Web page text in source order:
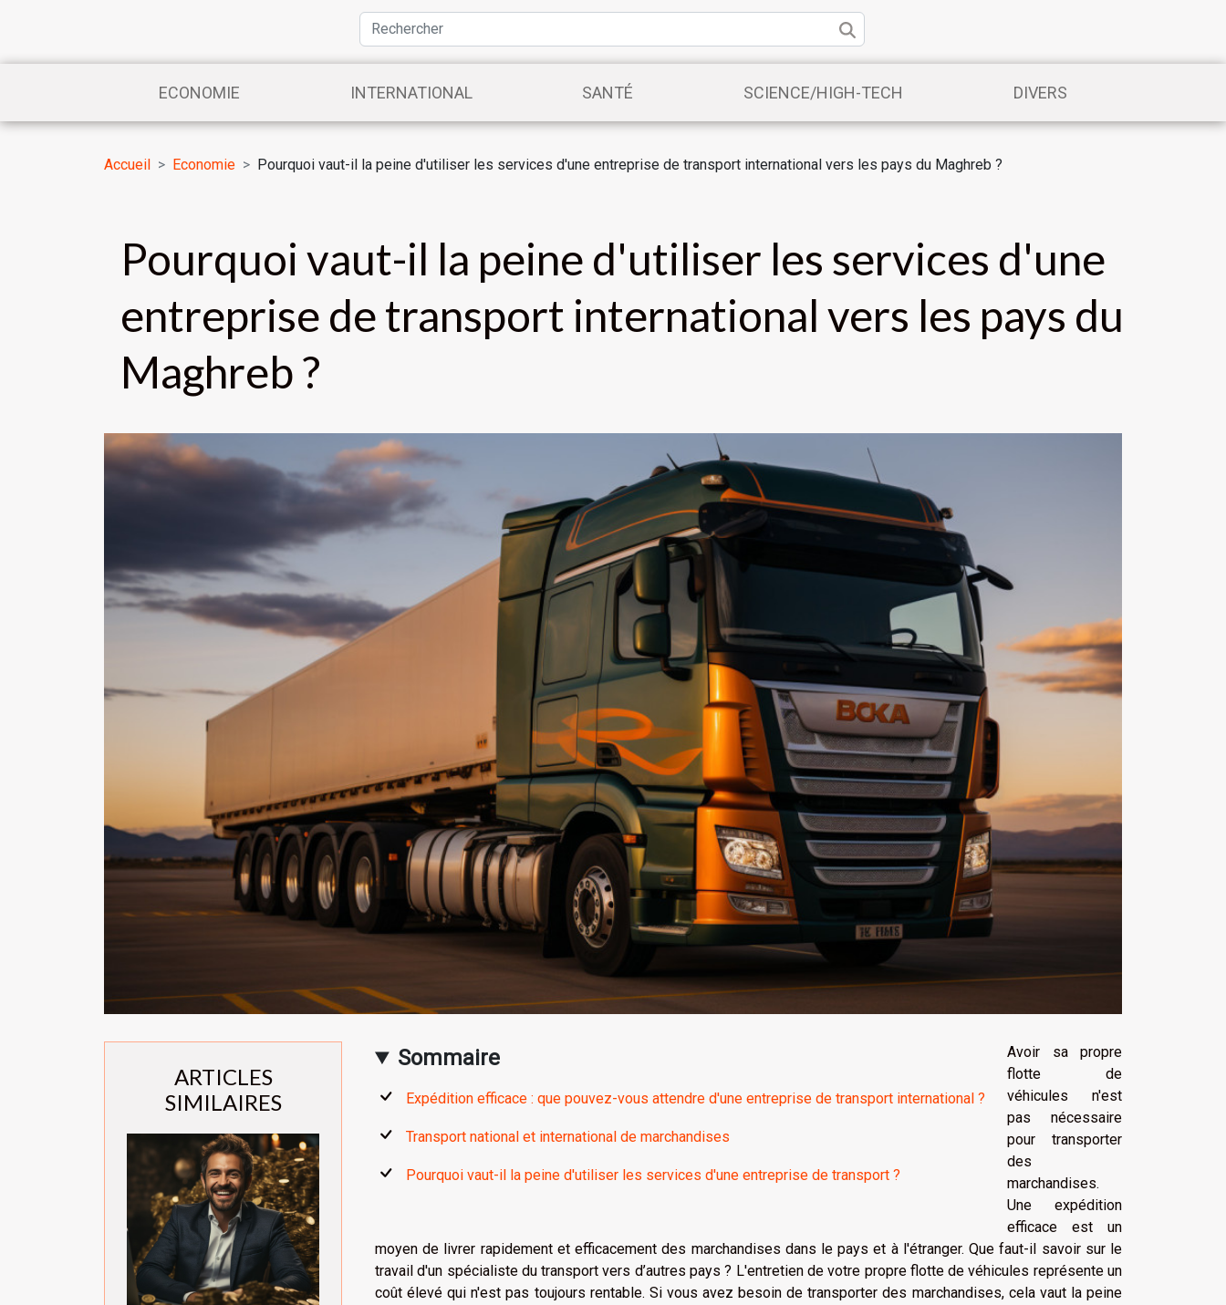
ECONOMIE INTERNATIONAL SANTÉ SCIENCE/HIGH-TECH DIVERS
Accueil Economie Pourquoi vaut-il la peine d'utiliser les services d'une entreprise de transport international vers les pays du Maghreb ?
Pourquoi vaut-il la peine d'utiliser les services d'une
entreprise de transport international vers les pays du
Maghreb ?
ARTICLES
SIMILAIRES
Sommaire
Expédition efficace : que pouvez-vous attendre d'une entreprise de transport international ?
Transport national et international de marchandises
Pourquoi vaut-il la peine d'utiliser les services d'une entreprise de transport ?
Avoir sa propre
flotte de
véhicules n'est
pas nécessaire
pour transporter
des
marchandises.
Une expédition
efficace est un
moyen de livrer rapidement et efficacement des marchandises dans le pays et à l'étranger. Que faut-il savoir sur le
travail d'un spécialiste du transport vers d’autres pays ? L'entretien de votre propre flotte de véhicules représente un
coût élevé qui n'est pas toujours rentable. Si vous avez besoin de transporter des marchandises, cela vaut la peine